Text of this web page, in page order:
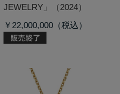
JEWELRY」（2024）
￥22,000,000